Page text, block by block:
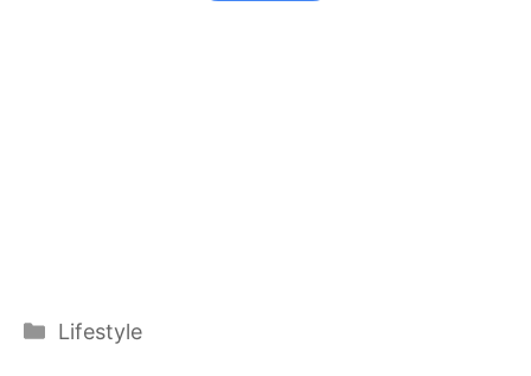
Catégories
Lifestyle